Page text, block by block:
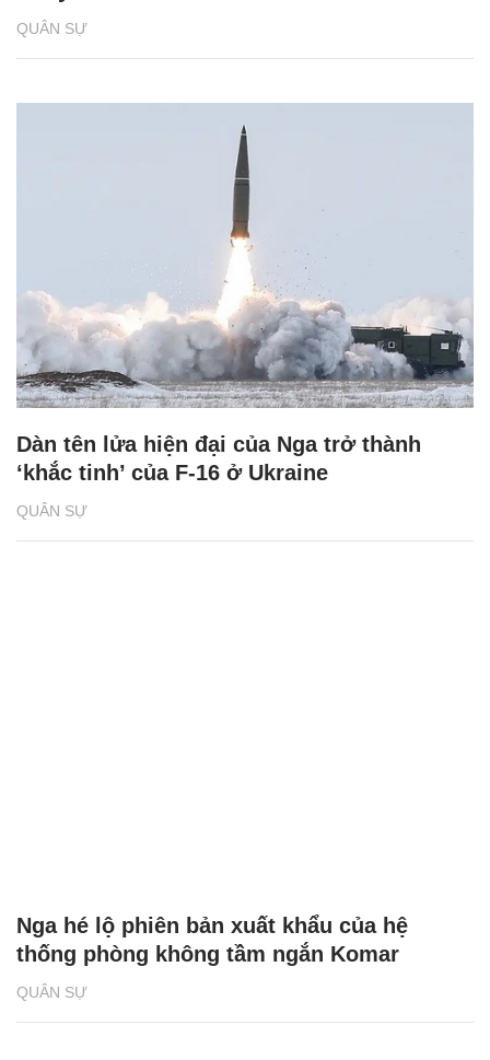
QUÂN SỰ
QUÂN SỰ
Dàn tên lửa hiện đại của Nga trở thành
‘khắc tinh’ của F-16 ở Ukraine
QUÂN SỰ
Nga hé lộ phiên bản xuất khẩu của hệ
thống phòng không tầm ngắn Komar